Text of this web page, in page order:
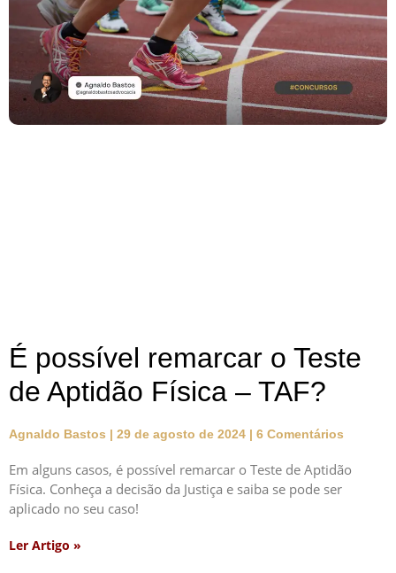
É possível remarcar o Teste
de Aptidão Física – TAF?
Agnaldo Bastos 29 de agosto de 2024 6 Comentários
Em alguns casos, é possível remarcar o Teste de Aptidão
Física. Conheça a decisão da Justiça e saiba se pode ser
aplicado no seu caso!
Ler Artigo »